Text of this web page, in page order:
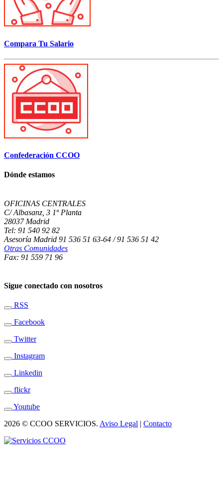
Compara Tu Salario
Confederación CCOO
Dónde estamos
OFICINAS CENTRALES
C/ Albasanz, 3 1º Planta
28037 Madrid
Tel: 91 540 92 82
Asesoría Madrid 91 536 51 63-64 / 91 536 51 42
Otras Comunidades
Fax: 91 559 71 96
Sigue conectado con nosotros
RSS
Facebook
Twitter
Instagram
Linkedin
flickr
Youtube
2026 © CCOO SERVICIOS. Aviso Legal | Contacto